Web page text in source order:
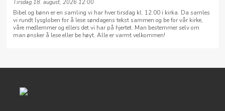
Tirsdag 18. august, 2026 12:00
Bibel og bønn er en samling vi har hver tirsdag kl. 12:00 i kirka. Da samles
vi rundt lysgloben for å lese søndagens tekst sammen og be for vår kirke,
våre medlemmer og ellers det vi har på hjertet. Man bestemmer selv om
man ønsker å lese eller be høyt. Alle er varmt velkommen!